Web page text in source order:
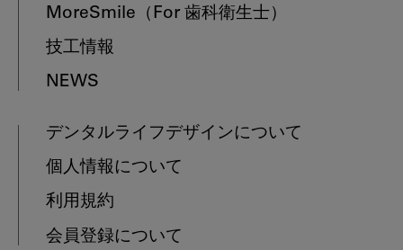
MoreSmile （For 歯科衛生士）
技工情報
NEWS
デンタルライフデザインについて
個人情報について
利用規約
会員登録について